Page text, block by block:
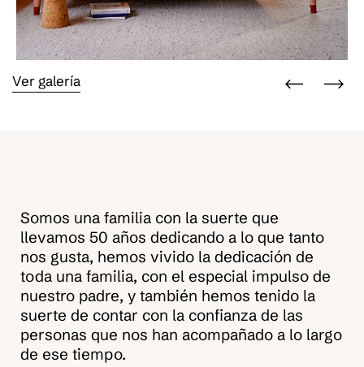
Ver galería
Somos una familia con la suerte que
llevamos 50 años dedicando a lo que tanto
nos gusta, hemos vivido la dedicación de
toda una familia, con el especial impulso de
nuestro padre, y también hemos tenido la
suerte de contar con la confianza de las
personas que nos han acompañado a lo largo
de ese tiempo.